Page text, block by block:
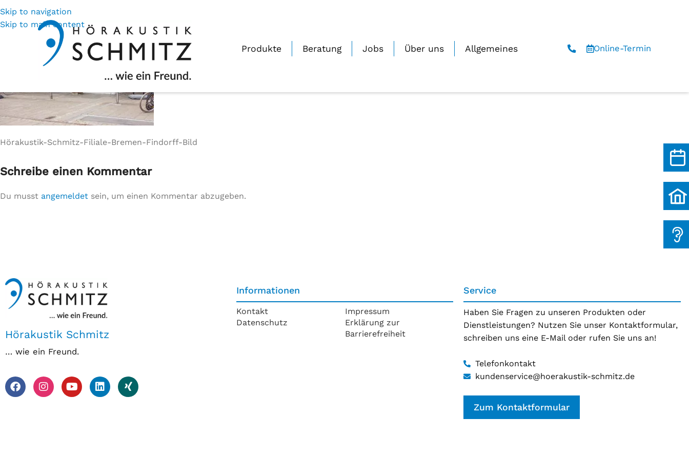
Skip to navigation
Skip to main content
Produkte Beratung Jobs Über uns Allgemeines Online-Termin
Hörakustik-Schmitz-Filiale-Bremen-Findorff-Bild
Schreibe einen Kommentar
Du musst angemeldet sein, um einen Kommentar abzugeben.
Hörakustik Schmitz
… wie ein Freund.
Informationen
Kontakt
Datenschutz
Impressum
Erklärung zur
Barrierefreiheit
Service
Haben Sie Fragen zu unseren Produkten oder
Dienstleistungen? Nutzen Sie unser Kontaktformular,
schreiben uns eine E-Mail oder rufen Sie uns an!
Telefonkontakt
kundenservice@hoerakustik-schmitz.de
Zum Kontaktformular